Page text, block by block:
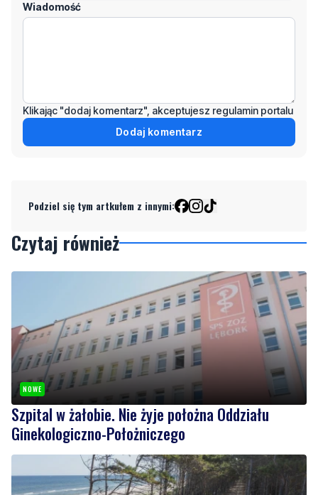
Wiadomość
Klikając "dodaj komentarz", akceptujesz regulamin portalu
Dodaj komentarz
Podziel się tym artkułem z innymi:
Czytaj również
NOWE
Szpital w żałobie. Nie żyje położna Oddziału
Ginekologiczno-Położniczego